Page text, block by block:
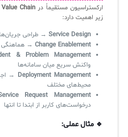
ارکستراسیون مستقیماً در Chain
زیر اهمیت دارد:
Service Design → طراحی
Change Enablement → هماهنگی
& Problem Management
واکنش سریع میان سامانه‌ها
Deployment Management
→
محیط‌های مختلف
Request Management
درخواست‌های کاربر از ابتدا تا انتها
🔹 مثال عملی:
DDI
Malware Protection Plus
سامانه مدیریت دسترسی ممتاز
سامانه مدیریت و مانیتورینگ شبکه